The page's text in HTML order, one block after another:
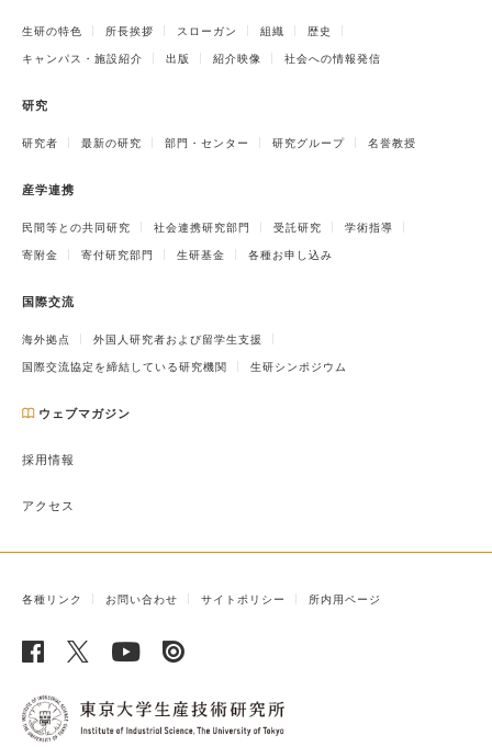
生研の特色 所長挨拶 スローガン 組織 歴史
キャンパス・施設紹介 出版 紹介映像 社会への情報発信
研究
研究者 最新の研究 部門・センター 研究グループ 名誉教授
産学連携
民間等との共同研究 社会連携研究部門 受託研究 学術指導
寄附金 寄付研究部門 生研基金 各種お申し込み
国際交流
海外拠点 外国人研究者および留学生支援
国際交流協定を締結している研究機関 生研シンポジウム
ウェブマガジン
採用情報
アクセス
各種リンク お問い合わせ サイトポリシー 所内用ページ